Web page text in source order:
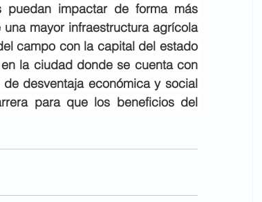
puedan impactar de forma más
mayor infraestructura agrícola
campo con la capital del estado
la ciudad donde se cuenta con
desventaja económica y social
para que los beneficios del